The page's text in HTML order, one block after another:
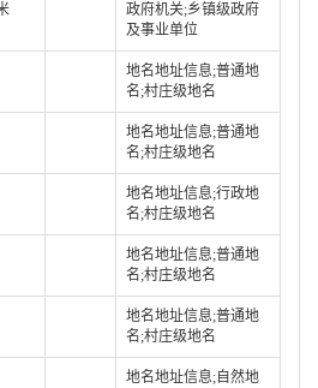
政府机关;乡镇级政府
及事业单位
地名地址信息;普通地
名;村庄级地名
地名地址信息;普通地
名;村庄级地名
地名地址信息;行政地
名;村庄级地名
地名地址信息;普通地
名;村庄级地名
地名地址信息;普通地
名;村庄级地名
地名地址信息;自然地